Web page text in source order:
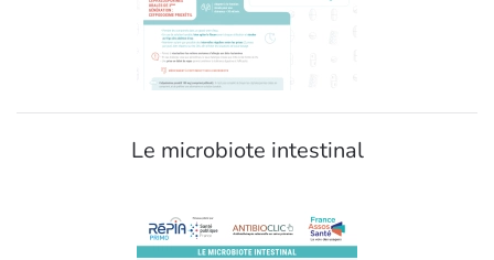
Le microbiote intestinal